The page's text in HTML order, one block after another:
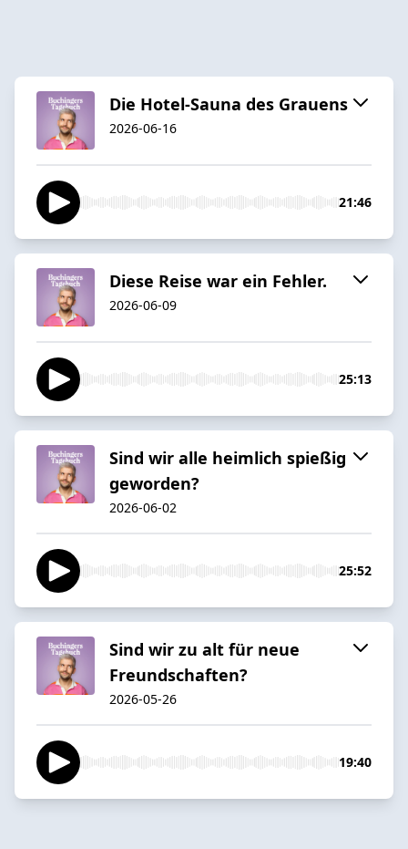
Die Hotel-Sauna des Grauens
2026-06-16
21:46
Diese Reise war ein Fehler.
2026-06-09
25:13
Sind wir alle heimlich spießig
geworden?
2026-06-02
25:52
Sind wir zu alt für neue
Freundschaften?
2026-05-26
19:40